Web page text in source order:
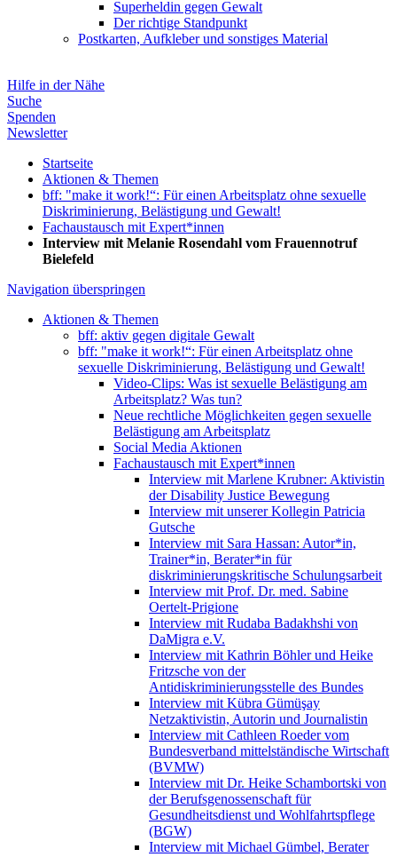
Superheldin gegen Gewalt
Der richtige Standpunkt
Postkarten, Aufkleber und sonstiges Material
Hilfe in der Nähe
Suche
Spenden
Newsletter
Startseite
Aktionen & Themen
bff: "make it work!“: Für einen Arbeitsplatz ohne sexuelle
Diskriminierung, Belästigung und Gewalt!
Fachaustausch mit Expert*innen
Interview mit Melanie Rosendahl vom Frauennotruf
Bielefeld
Navigation überspringen
Aktionen & Themen
bff: aktiv gegen digitale Gewalt
bff: "make it work!“: Für einen Arbeitsplatz ohne
sexuelle Diskriminierung, Belästigung und Gewalt!
Video-Clips: Was ist sexuelle Belästigung am
Arbeitsplatz? Was tun?
Neue rechtliche Möglichkeiten gegen sexuelle
Belästigung am Arbeitsplatz
Social Media Aktionen
Fachaustausch mit Expert*innen
Interview mit Marlene Krubner: Aktivistin
der Disability Justice Bewegung
Interview mit unserer Kollegin Patricia
Gutsche
Interview mit Sara Hassan: Autor*in,
Trainer*in, Berater*in für
diskriminierungskritische Schulungsarbeit
Interview mit Prof. Dr. med. Sabine
Oertelt-Prigione
Interview mit Rudaba Badakhshi von
DaMigra e.V.
Interview mit Kathrin Böhler und Heike
Fritzsche von der
Antidiskriminierungsstelle des Bundes
Interview mit Kübra Gümüşay
Netzaktivistin, Autorin und Journalistin
Interview mit Cathleen Roeder vom
Bundesverband mittelständische Wirtschaft
(BVMW)
Interview mit Dr. Heike Schambortski von
der Berufsgenossenschaft für
Gesundheitsdienst und Wohlfahrtspflege
(BGW)
Interview mit Michael Gümbel, Berater